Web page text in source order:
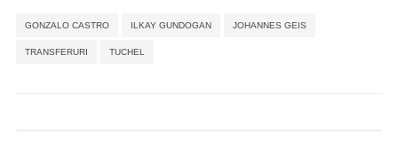
GONZALO CASTRO ILKAY GUNDOGAN JOHANNES GEIS
TRANSFERURI TUCHEL